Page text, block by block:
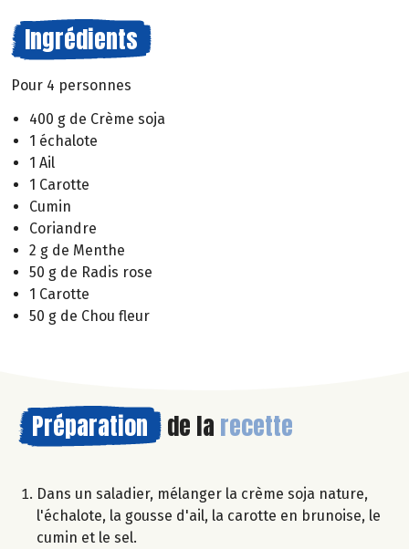
Ingrédients
Pour 4 personnes
400 g de Crème soja
1 échalote
1 Ail
1 Carotte
Cumin
Coriandre
2 g de Menthe
50 g de Radis rose
1 Carotte
50 g de Chou fleur
Préparation de la recette
Dans un saladier, mélanger la crème soja nature,
l'échalote, la gousse d'ail, la carotte en brunoise, le
cumin et le sel.